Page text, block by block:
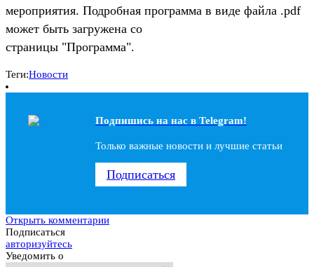
мероприятия. Подробная программа в виде файла .pdf
может быть загружена со
страницы "Программа".
Теги:Новости
Подпишись на наc в Telegram!
Только важные новости и лучшие статьи
Подписаться
Открыть комментарии
Подписаться
авторизуйтесь
Уведомить о